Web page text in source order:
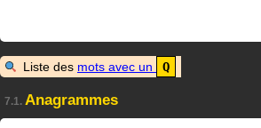
Liste des mots avec un Q
7.1. Anagrammes